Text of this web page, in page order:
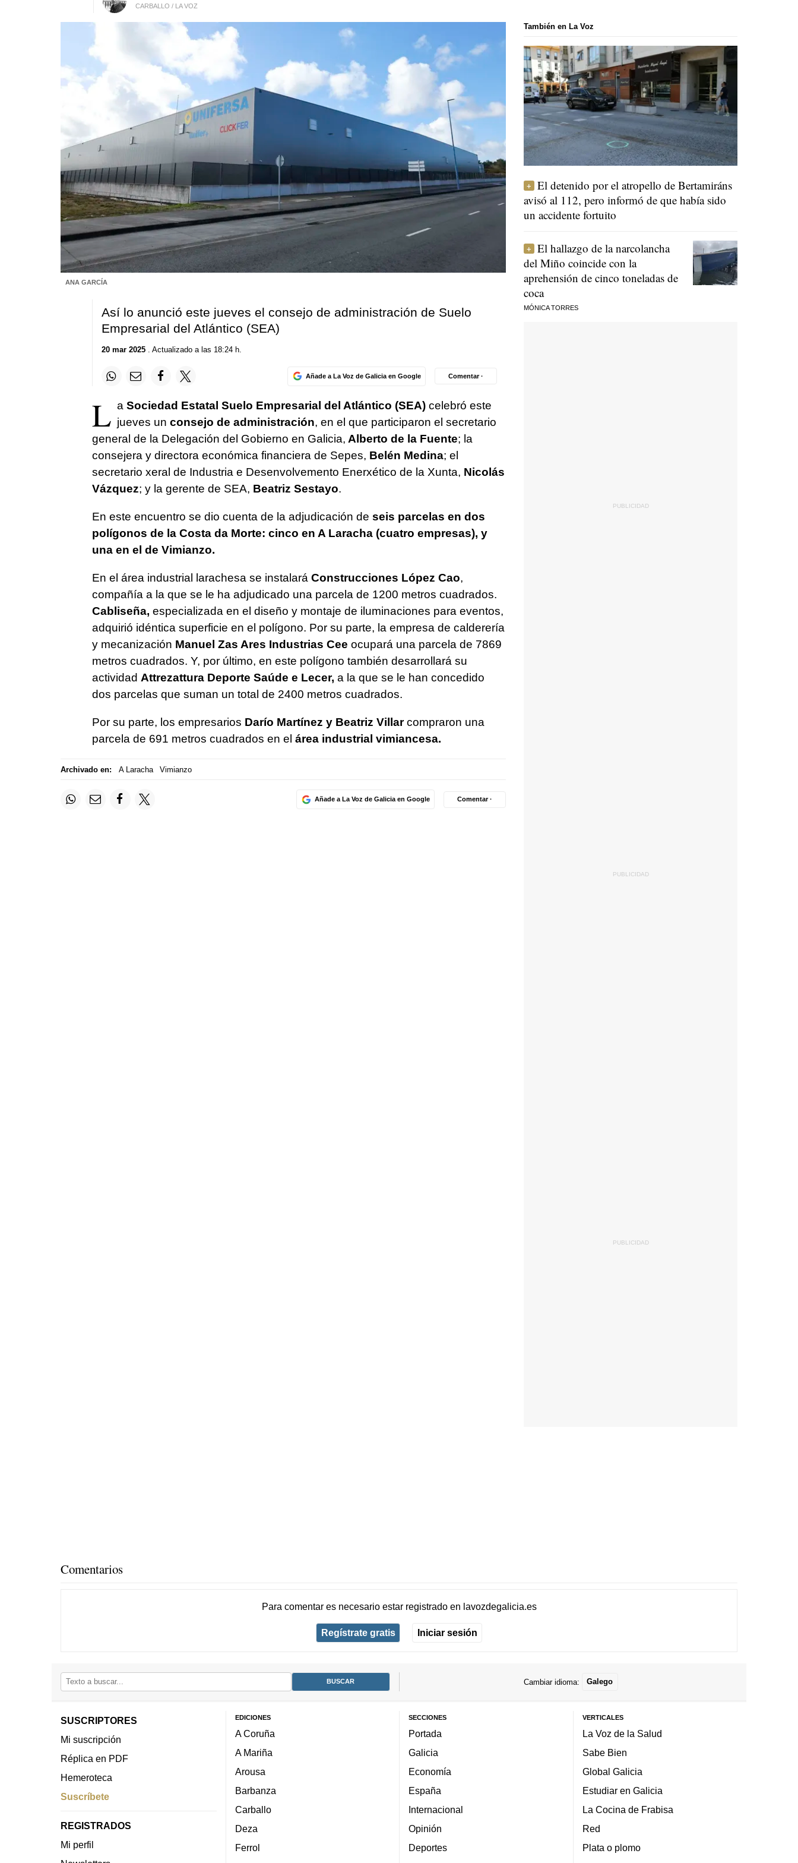
CARBALLO / LA VOZ
ANA GARCÍA
Así lo anunció este jueves el consejo de administración de Suelo
Empresarial del Atlántico (SEA)
20 mar 2025. Actualizado a las 18:24 h.
Añade a La Voz de Galicia en Google Comentar ·
L aSociedad Estatal Suelo Empresarial del Atlántico (SEA)celebró este
jueves un consejo de administración, en el que participaron el secretario
general de la Delegación del Gobierno en Galicia, Alberto de la Fuente; la
consejera y directora económica financiera de Sepes, Belén Medina; el
secretario xeral de Industria e Desenvolvemento Enerxético de la Xunta, Nicolás
Vázquez; y la gerente de SEA, Beatriz Sestayo.
En este encuentro se dio cuenta de la adjudicación de seis parcelas en dos
polígonos de la Costa da Morte: cinco en A Laracha (cuatro empresas), y
una en el de Vimianzo.
En el área industrial larachesa se instalará Construcciones López Cao,
compañía a la que se le ha adjudicado una parcela de 1200 metros cuadrados.
Cabliseña, especializada en el diseño y montaje de iluminaciones para eventos,
adquirió idéntica superficie en el polígono. Por su parte, la empresa de calderería
y mecanización Manuel Zas Ares Industrias Cee ocupará una parcela de 7869
metros cuadrados. Y, por último, en este polígono también desarrollará su
actividad Attrezattura Deporte Saúde e Lecer, a la que se le han concedido
dos parcelas que suman un total de 2400 metros cuadrados.
Por su parte, los empresarios Darío Martínez y Beatriz Villarcompraron una
parcela de 691 metros cuadrados en el área industrial vimiancesa.
Archivado en: A Laracha Vimianzo
Añade a La Voz de Galicia en Google Comentar ·
También en La Voz
El detenido por el atropello de Bertamiráns
avisó al 112, pero informó de que había sido
un accidente fortuito
El hallazgo de la narcolancha
del Miño coincide con la
aprehensión de cinco toneladas de
coca
MÓNICA TORRES
Comentarios
Para comentar es necesario estar registradoen lavozdegalicia.es
Regístrate gratis Iniciar sesión
Cambiar idioma: Galego
SUSCRIPTORES
Mi suscripción
Réplica en PDF
Hemeroteca
Suscríbete
REGISTRADOS
Mi perfil
EDICIONES
A Coruña
A Mariña
Arousa
Barbanza
Carballo
Deza
Ferrol
SECCIONES
Portada
Galicia
Economía
España
Internacional
Opinión
Deportes
VERTICALES
La Voz de la Salud
Sabe Bien
Global Galicia
Estudiar en Galicia
La Cocina de Frabisa
Red
Plata o plomo